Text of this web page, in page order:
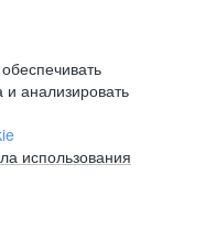
анализировать
использования